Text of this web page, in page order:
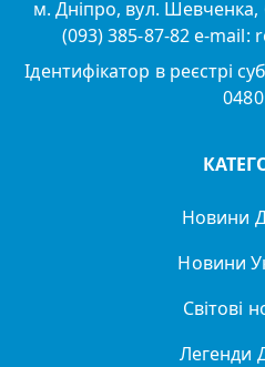
м. Дніпро, вул. Шевченка,
(093) 385-87-82 e-mail:
Ідентифікатор в реєстрі
Новини
Новини
Світові
Легенди